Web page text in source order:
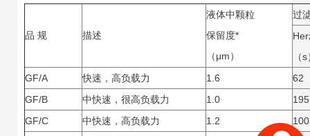
品 规 描述
液体中颗粒
保留度*
（μm）
过
（
GF/A
快速，高负载力 1.6
62
GF/B
中快速，很高负载力 1.0
195
GF/C
中快速，高负载力 1.2 100